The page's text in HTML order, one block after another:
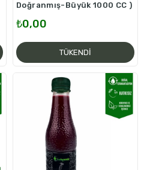
TÜKENDI
Doğranmış-Büyük 1000 CC )
₺0,00